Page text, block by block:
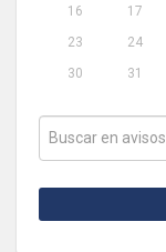
16
17
23
24
30
31